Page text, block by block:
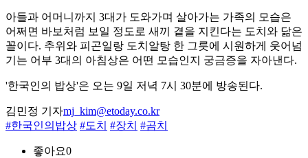
아들과 어머니까지 3대가 도와가며 살아가는 가족의 모습은
어쩌면 바보처럼 보일 정도로 새끼 곁을 지킨다는 도치와 닮은
꼴이다. 추위와 피곤일랑 도치알탕 한 그릇에 시원하게 웃어넘
기는 어부 3대의 아침상은 어떤 모습인지 궁금증을 자아낸다.
'한국인의 밥상'은 오는 9일 저녁 7시 30분에 방송된다.
김민정 기자mj_kim@etoday.co.kr
#한국인의밥상 #도치 #장치 #곰치
좋아요0